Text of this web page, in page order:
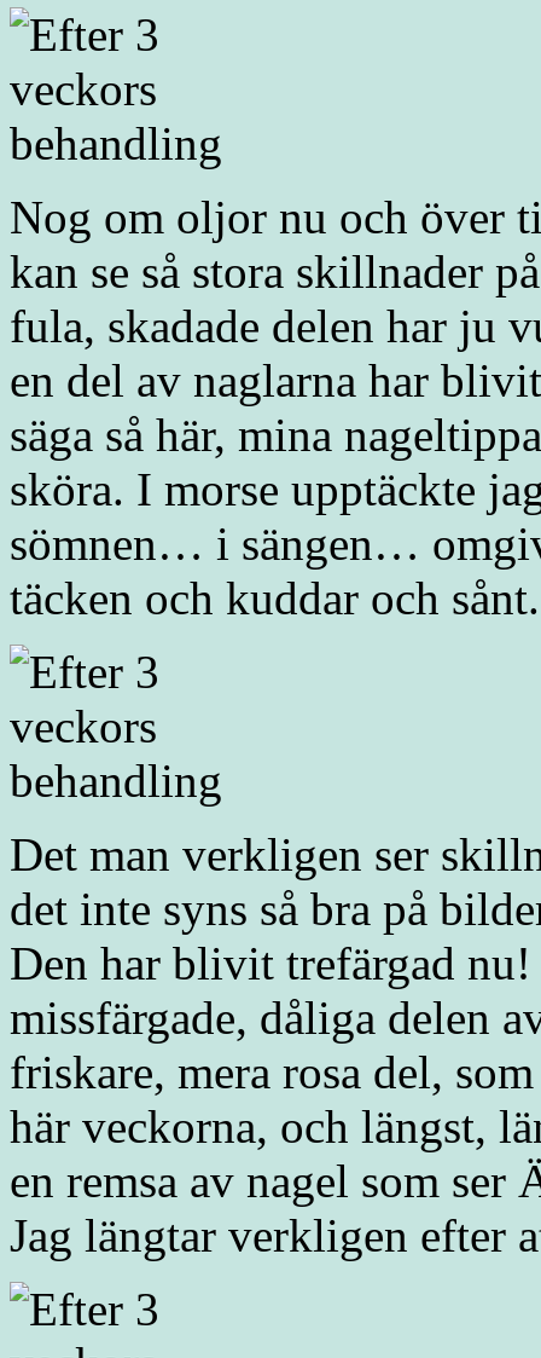
Nog om oljor nu och över
kan se så stora skillnader
fula, skadade delen har ju
en del av naglarna har
säga så här, mina
sköra. I morse upptäckte
sömnen… i sängen…
täcken och kuddar och
Det man verkligen ser
det inte syns så bra på
Den har blivit trefärgad
missfärgade, dåliga delen
friskare, mera rosa del,
här veckorna, och längst,
en remsa av nagel som
Jag längtar verkligen efter